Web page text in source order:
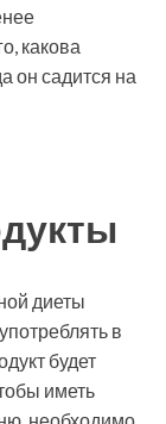
какова
он садится на
диеты
в
будет
иметь